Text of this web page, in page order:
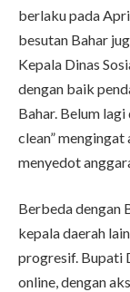
berlaku pada
besutan Bahar
Kepala Dinas
dengan baik
Bahar. Belum lagi
clean”
menyedot
Berbeda dengan
kepala daerah
progresif. Bupati
online, dengan